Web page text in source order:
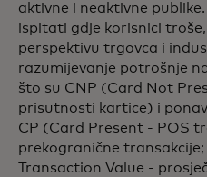
aktivne i neaktivne
ispitati gdje korisnici
perspektivu trgovca i
razumijevanje potrošnje
što su CNP (Card Not
prisutnosti kartice) i
CP (Card Present - POS
prekogranične transakcije;
Transaction Value -